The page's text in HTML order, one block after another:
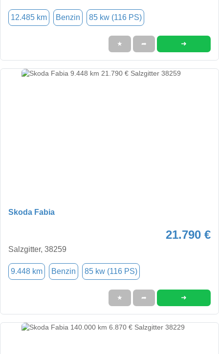
12.485 km Benzin 85 kw (116 PS)
★ ➦ ➜
Skoda Fabia
21.790 €
Salzgitter, 38259
9.448 km Benzin 85 kw (116 PS)
★ ➦ ➜